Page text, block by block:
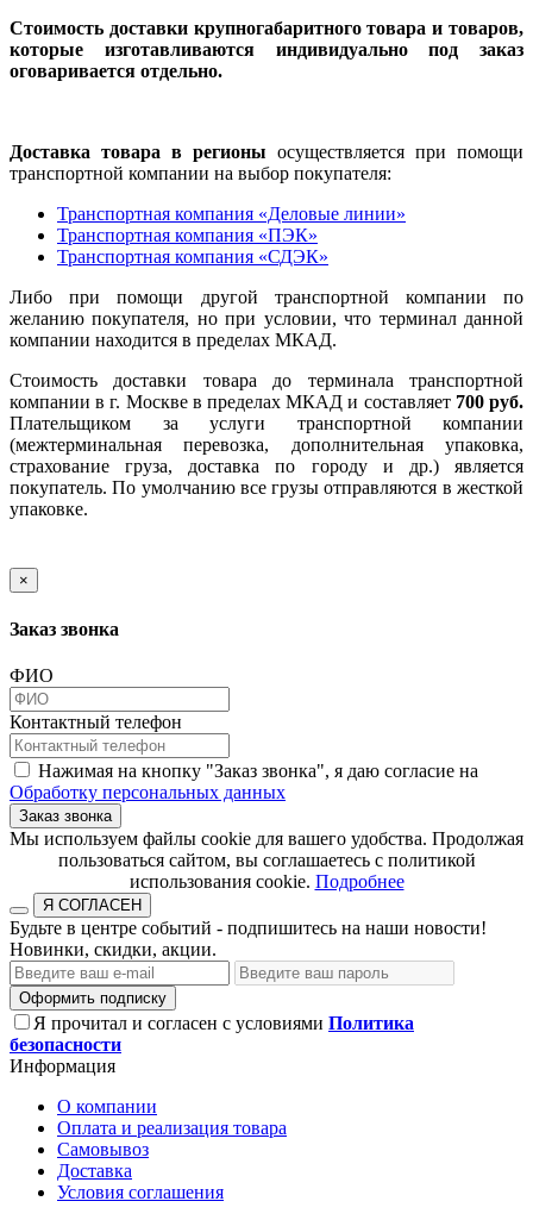
Стоимость доставки крупногабаритного товара и товаров,
которые изготавливаются индивидуально под заказ
оговаривается отдельно.
Доставка товара в регионы осуществляется при помощи
транспортной компании на выбор покупателя:
Транспортная компания «Деловые линии»
Транспортная компания «ПЭК»
Транспортная компания «СДЭК»
Либо при помощи другой транспортной компании по
желанию покупателя, но при условии, что терминал данной
компании находится в пределах МКАД.
Стоимость доставки товара до терминала транспортной
компании в г. Москве в пределах МКАД и составляет 700 руб.
Плательщиком за услуги транспортной компании
(межтерминальная перевозка, дополнительная упаковка,
страхование груза, доставка по городу и др.) является
покупатель. По умолчанию все грузы отправляются в жесткой
упаковке.
×
Заказ звонка
ФИО
Контактный телефон
Нажимая на кнопку "Заказ звонка", я даю согласие на
Обработку персональных данных
Заказ звонка
​​​​​​​Мы используем файлы cookie для вашего удобства. Продолжая
пользоваться сайтом, вы соглашаетесь с политикой
использования cookie.​​​​​​​ Подробнее
Я СОГЛАСЕН
Будьте в центре событий - подпишитесь на наши новости!
Новинки, скидки, акции.
Оформить подписку
Я прочитал и согласен с условиями Политика
безопасности
Информация
О компании
Оплата и реализация товара
Самовывоз
Доставка
Условия соглашения